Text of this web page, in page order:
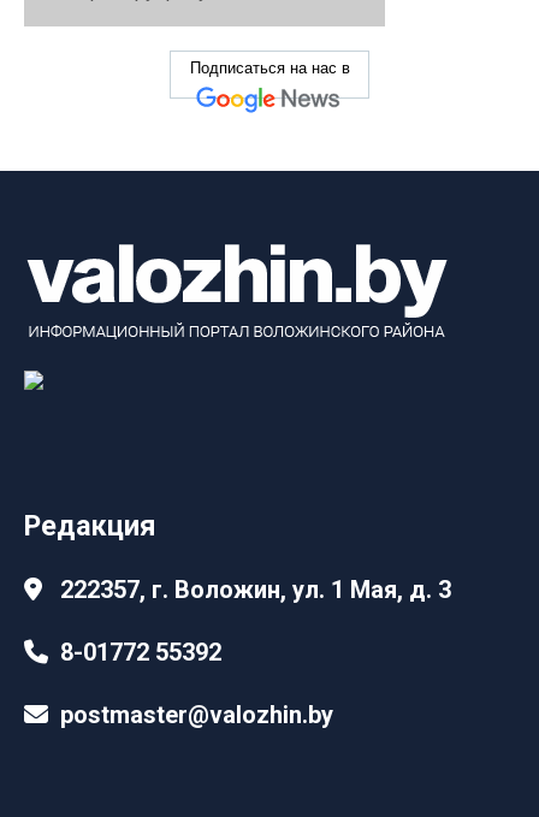
Подписаться на нас в
Редакция
222357, г. Воложин, ул. 1 Мая, д. 3
8-01772 55392
postmaster@valozhin.by